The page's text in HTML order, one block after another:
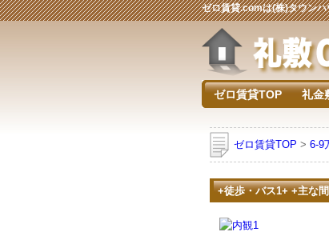
ゼロ賃貸.comは(株)タウン
ゼロ賃貸TOP 礼金
ゼロ賃貸TOP > 6-9
+徒歩・バス1+ +主な